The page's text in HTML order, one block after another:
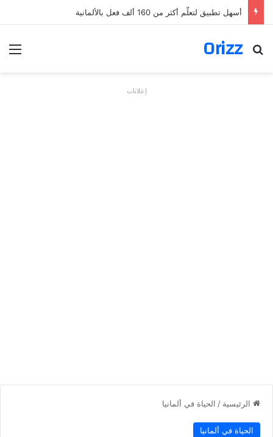
أسهل تطبيق لتعلّم أكثر من 160 ألف فعل بالألمانية
Orizz
بحث عن
إعلانات
الرئيسية / الحياة في ألمانيا
الحياة في ألمانيا